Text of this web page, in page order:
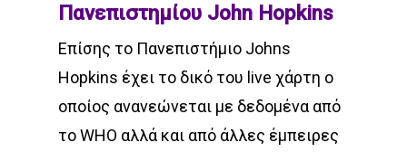
Πανεπιστημίου John Hopkins
Επίσης το Πανεπιστήμιο Johns
Hopkins έχει το δικό του live χάρτη ο
οποίος ανανεώνεται με δεδομένα από
το WHO αλλά και από άλλες έμπειρες